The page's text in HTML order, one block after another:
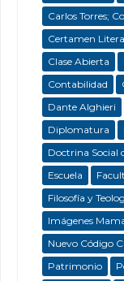
Carlos Torres;
Certamen
Clase Abierta
Contabilidad
Dante Alghieri
Diplomatura
Doctrina Social
Escuela
Filosofía y
Imágenes
Nuevo Código
Patrimonio